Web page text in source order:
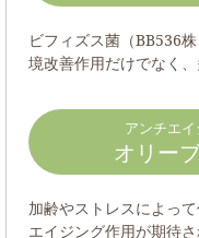
ビフィズス菌（BB536
境改善作用だけでなく
アンチエ
オリー
加齢やストレスによっ
エイジング作用が期待